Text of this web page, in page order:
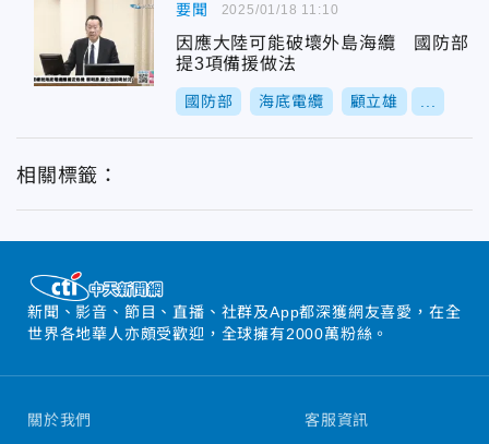
要聞
因應大陸可能破壞外島海纜 國防部
提3項備援做法
國防部 海底電纜 顧立雄
2025/01/18 11:10
相關標籤：
新聞、影音、節目、直播、社群及App都深獲網友喜愛，在全
世界各地華人亦頗受歡迎，全球擁有2000萬粉絲。
關於我們 客服資訊